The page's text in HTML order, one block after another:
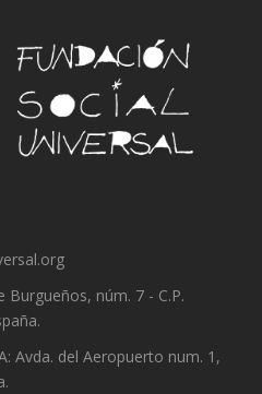
Burgueños, núm. 7 - C.P.
Avda. del Aeropuerto num. 1,